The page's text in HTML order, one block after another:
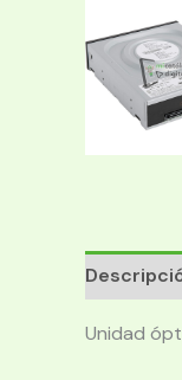
Unidad